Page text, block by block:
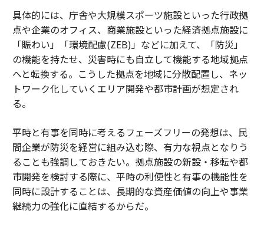
具体的には、庁舎や大規模スポーツ施設といった行政拠
点や企業のオフィス、商業施設といった経済拠点施設に
「賑わい」「環境配慮(ZEB)」などに加えて、「防災」
の機能を持たせ、災害時にも自立して機能する地域拠点
へと転換する。こうした拠点を地域に分散配置し、ネッ
トワーク化していくエリア開発や都市計画が想定され
る。
平時と有事を同時に考えるフェーズフリーの発想は、民
間企業が防災を経営に組み込む際、有力な視点となりう
ることも強調しておきたい。拠点施設の新設・移転や都
市開発を検討する際に、平時の利便性と有事の機能性を
同時に設計することは、長期的な資産価値の向上や事業
継続力の強化に直結するからだ。